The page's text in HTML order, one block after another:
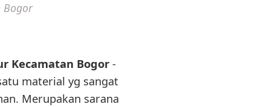
Bogor
Kecamatan Bogor-
material yg sangat
Merupakan sarana